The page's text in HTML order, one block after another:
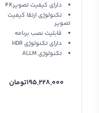
دارای کیفیت تصویر4K
تکنولوژی ارتقا کیفیت
تصویر
قابلیت نصب برنامه
دارای تکنولوژی HDR
تکنولوژی ALLM
195,228,000تومان